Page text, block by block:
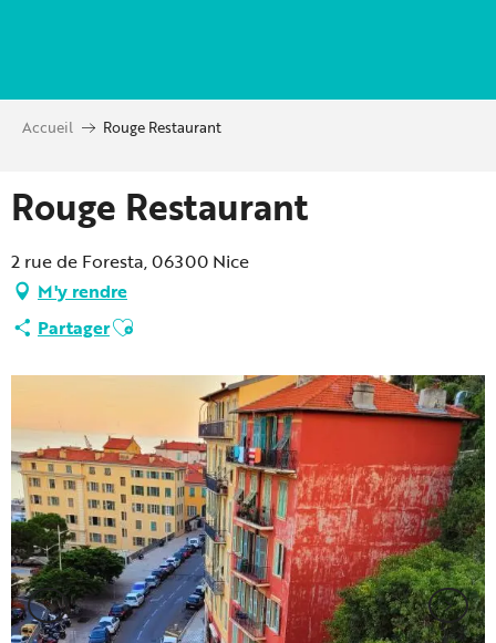
principal
Accueil Rouge Restaurant
Rouge Restaurant
2 rue de Foresta, 06300 Nice
M'y rendre
PartagerAjouter aux favoris